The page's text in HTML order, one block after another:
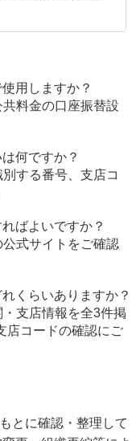
用しますか？
料金の口座振替設
何ですか？
する番号、支店コ
ばよいですか？
式サイトをご確認
くらいありますか？
支店情報を全3件掲
店コードの確認にご
とに確認・整理して